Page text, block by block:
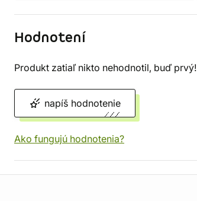
Hodnotení
Produkt zatiaľ nikto nehodnotil, buď prvý!
napíš hodnotenie
Ako fungujú hodnotenia?